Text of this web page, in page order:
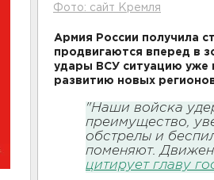
Фото: сайт Кремля
Армия России получила
продвигаются вперед в
удары ВСУ ситуацию уже
развитию новых
"Наши войска
преимущество,
обстрелы и
поменяют.
цитирует главу